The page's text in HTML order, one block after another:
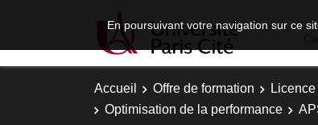
En poursuivant votre navigation sur ce
Accueil Offre de formation Licence
Optimisation de la performance